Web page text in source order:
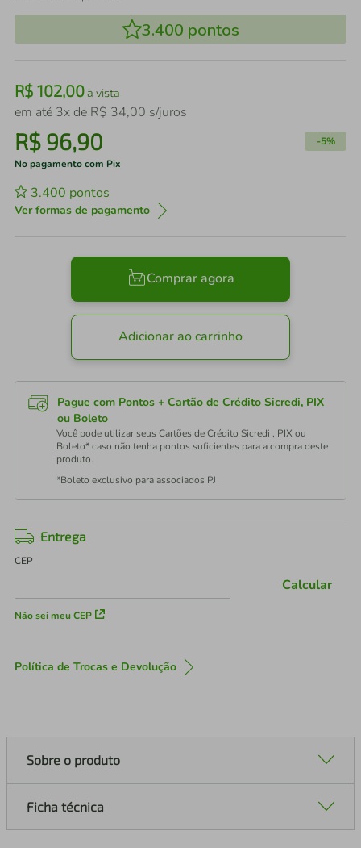
3.400 pontos
R$ 102,00à vista
em até 3x de R$ 34,00 s/juros
R$ 96,90 -5%
No pagamento com Pix
3.400 pontos
Ver formas de pagamento
Comprar agora
Adicionar ao carrinho
Pague com Pontos + Cartão de Crédito Sicredi, PIX
ou Boleto
Você pode utilizar seus Cartões de Crédito Sicredi , PIX ou
Boleto* caso não tenha pontos suficientes para a compra deste
produto.
*Boleto exclusivo para associados PJ
Entrega
CEP
Não sei meu CEP
Calcular
Política de Trocas e Devolução
Sobre o produto
Ficha técnica